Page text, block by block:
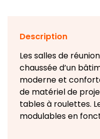
Description
Les salles de
chaussée d’un
moderne et
de matériel de
tables à roulettes.
modulables en